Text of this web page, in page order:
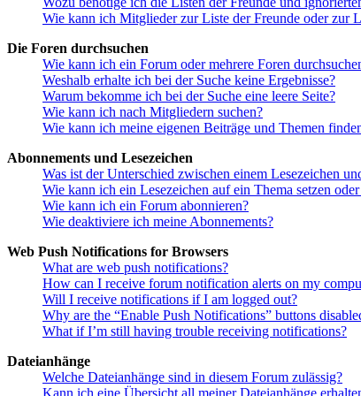
Wie kann ich Mitglieder zur Liste der Freunde oder zur
Die Foren durchsuchen
Wie kann ich ein Forum oder mehrere Foren
Weshalb erhalte ich bei der Suche keine Ergebnisse?
Warum bekomme ich bei der Suche eine leere Seite?
Wie kann ich nach Mitgliedern suchen?
Wie kann ich meine eigenen Beiträge und Themen
Abonnements und Lesezeichen
Was ist der Unterschied zwischen einem Lesezeichen
Wie kann ich ein Lesezeichen auf ein Thema setzen
Wie kann ich ein Forum abonnieren?
Wie deaktiviere ich meine Abonnements?
Web Push Notifications for Browsers
What are web push notifications?
How can I receive forum notification alerts on my
Will I receive notifications if I am logged out?
Why are the “Enable Push Notifications” buttons
What if I’m still having trouble receiving notifications?
Dateianhänge
Welche Dateianhänge sind in diesem Forum zulässig?
Kann ich eine Übersicht all meiner Dateianhänge